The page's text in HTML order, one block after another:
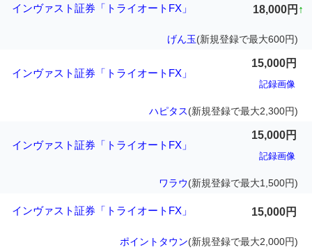
インヴァスト証券「トライオートFX」 18,000円 ↑
げん玉(新規登録で最大600円)
インヴァスト証券「トライオートFX」
15,000円
記録画像
ハピタス(新規登録で最大2,300円)
インヴァスト証券「トライオートFX」
15,000円
記録画像
ワラウ(新規登録で最大1,500円)
インヴァスト証券「トライオートFX」 15,000円
ポイントタウン(新規登録で最大2,000円)